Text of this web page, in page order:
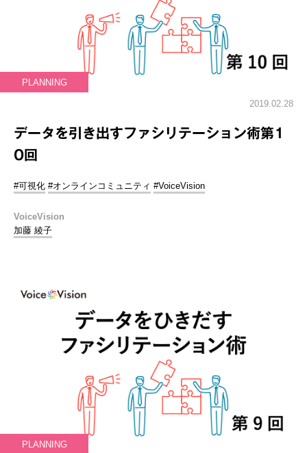
PLANNING
2019.02.28
データを引き出すファシリテーション術第1
0回
#可視化 #オンラインコミュニティ #VoiceVision
VoiceVision
加藤 綾子
PLANNING